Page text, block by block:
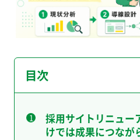
目次
採用サイトリニュー
けでは成果につなが